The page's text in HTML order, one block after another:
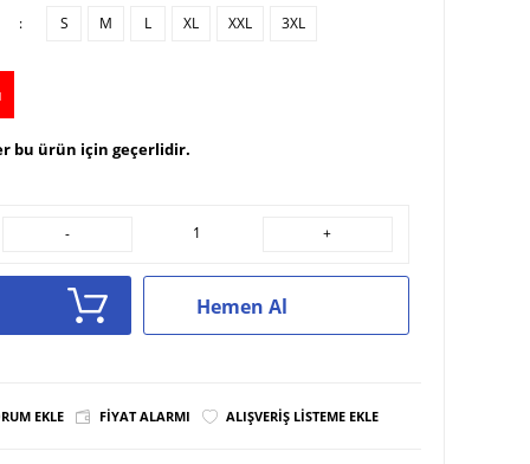
: S M L XL XXL 3XL
bu ürün için geçerlidir.
- +
Hemen Al
EKLE FIYAT ALARMI ALIŞVERIŞ LISTEME EKLE